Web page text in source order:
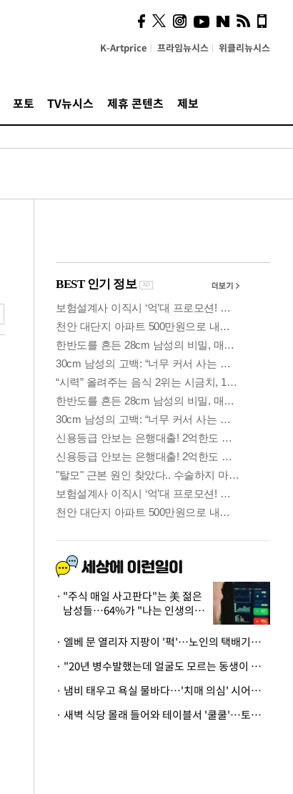
K-Artprice 프라임뉴시스 위클리뉴시스
포토 TV뉴시스 제휴 콘텐츠 제보
시, 스마트폰 액세서리에
NFC 더했다
"주식 매일 사고판다"는 美 젊은
남성들…64%가 "나는 인생의
· 엘베 문 열리자 지팡이 '퍽'…노인의 택배기사 폭행 이유
· "20년 병수발했는데 얼굴도 모르는 동생이 유산 절반을"…배다른 형제 상속권 있을까
· 냄비 태우고 욕실 물바다…'치매 의심' 시어머니 검사 권유했다가 '날벼락'
· 새벽 식당 몰래 들어와 테이블서 '쿨쿨'…토사물 남기고 사라진 남성